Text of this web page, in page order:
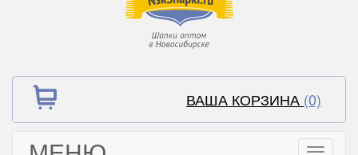
ВАША КОРЗИНА (0)